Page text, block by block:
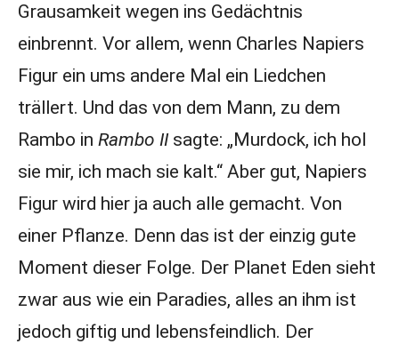
Grausamkeit wegen ins Gedächtnis
einbrennt. Vor allem, wenn Charles Napiers
Figur ein ums andere Mal ein Liedchen
trällert. Und das von dem Mann, zu dem
Rambo in Rambo IIsagte: „Murdock, ich hol
sie mir, ich mach sie kalt.“ Aber gut, Napiers
Figur wird hier ja auch alle gemacht. Von
einer Pflanze. Denn das ist der einzig gute
Moment dieser Folge. Der Planet Eden sieht
zwar aus wie ein Paradies, alles an ihm ist
jedoch giftig und lebensfeindlich. Der